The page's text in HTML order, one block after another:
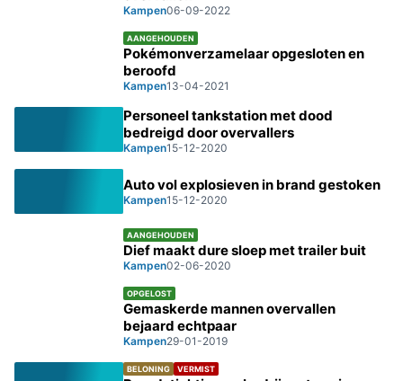
Fraudeurs
Opsporingslijst
Cold Cases
Tip doorgeven
Volg ons
Kampen06-09-2022
AANGEHOUDEN
Pokémonverzamelaar opgesloten en
beroofd
Kampen13-04-2021
Personeel tankstation met dood
bedreigd door overvallers
Kampen15-12-2020
Auto vol explosieven in brand gestoken
Kampen15-12-2020
AANGEHOUDEN
Dief maakt dure sloep met trailer buit
Kampen02-06-2020
OPGELOST
Gemaskerde mannen overvallen
bejaard echtpaar
Kampen29-01-2019
BELONING VERMIST